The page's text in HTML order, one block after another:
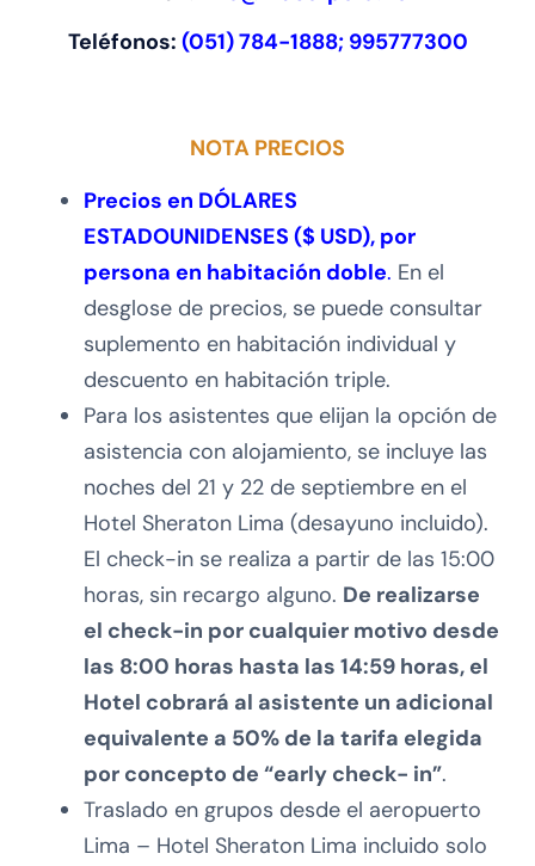
Teléfonos: (051) 784-1888; 995777300
NOTA PRECIOS
Precios en DÓLARES
ESTADOUNIDENSES ($ USD), por
persona en habitación doble. En el
desglose de precios, se puede consultar
suplemento en habitación individual y
descuento en habitación triple.
Para los asistentes que elijan la opción de
asistencia con alojamiento, se incluye las
noches del 21 y 22 de septiembre en el
Hotel Sheraton Lima (desayuno incluido).
El check-in se realiza a partir de las 15:00
horas, sin recargo alguno. De realizarse
el check-in por cualquier motivo desde
las 8:00 horas hasta las 14:59 horas, el
Hotel cobrará al asistente un adicional
equivalente a 50% de la tarifa elegida
por concepto de “early check- in”.
Traslado en grupos desde el aeropuerto
Lima – Hotel Sheraton Lima incluido solo